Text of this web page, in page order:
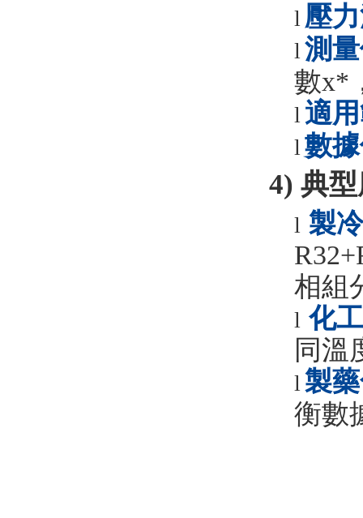
l 壓
l 測
數x*
l 適
l 數
4) 典
l 製
相組
l 化
同溫
l 製
衡數